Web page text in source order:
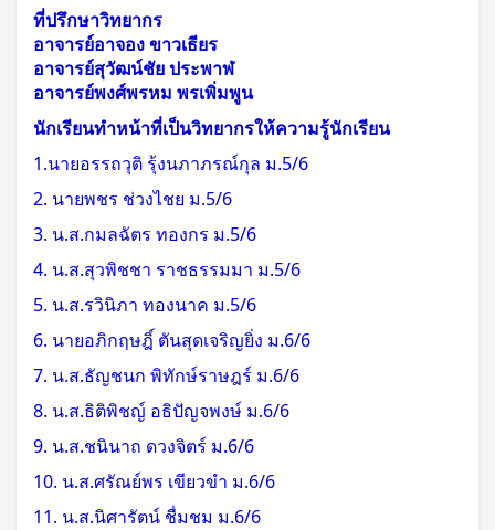
ที่ปรึกษาวิทยากร
อาจารย์อาจอง ขาวเธียร
อาจารย์สุวัฒน์ชัย ประพาฬ
อาจารย์พงศ์พรหม พรเพิ่มพูน
นักเรียนทำหน้าที่เป็นวิทยากรให้ความรู้นักเรียน
1.นายอรรถวุติ รุ้งนภาภรณ์กุล ม.5/6
2. นายพชร ช่วงไชย ม.5/6
3. น.ส.กมลฉัตร ทองกร ม.5/6
4. น.ส.สุวพิชชา ราชธรรมมา ม.5/6
5. น.ส.รวินิภา ทองนาค ม.5/6
6. นายอภิกฤษฎิ์ ตันสุดเจริญยิ่ง ม.6/6
7. น.ส.ธัญชนก พิทักษ์ราษฎร์ ม.6/6
8. น.ส.ธิติพิชญ์ อธิปัญจพงษ์ ม.6/6
9. น.ส.ชนินาถ ดวงจิตร์ ม.6/6
10. น.ส.ศรัณย์พร เขียวขำ ม.6/6
11. น.ส.นิศารัตน์ ชื่มชม ม.6/6